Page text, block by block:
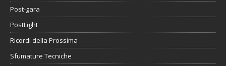
Post-gara
PostLight
Ricordi della Prossima
Sfumature Tecniche